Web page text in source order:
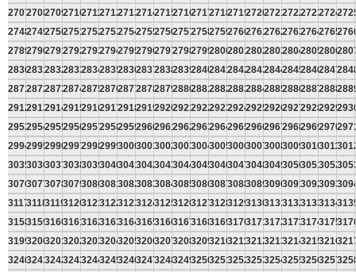
270727082709271027112712271327142715271627172718271927202721272227232724
274827492750275127522753275427552756275727582759276027612762276327642765
278927902791279227932794279527962797279827992800280128022803280428052806
283028312832283328342835283628372838283928402841284228432844284528462847
287128722873287428752876287728782879288028812882288328842885288628872888
291229132914291529162917291829192920292129222923292429252926292729282929
295329542955295629572958295929602961296229632964296529662967296829692970
299429952996299729982999300030013002300330043005300630073008300930103011
303530363037303830393040304130423043304430453046304730483049305030513052
307630773078307930803081308230833084308530863087308830893090309130923093
311731183119312031213122312331243125312631273128312931303131313231333134
315831593160316131623163316431653166316731683169317031713172317331743175
319932003201320232033204320532063207320832093210321132123213321432153216
324032413242324332443245324632473248324932503251325232533254325532563257